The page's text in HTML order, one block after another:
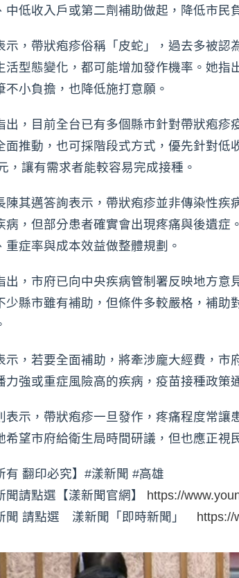
中低收入戶或第二劑補助做起，降低市民
示，帶狀疱疹俗稱「皮蛇」，過去多被
活型態變化，都可能增加發作機率。她
不小負擔，也降低施打意願。
出，目前全台已有多個縣市針對帶狀疱
面推動，也可採階段式方式，優先針對
，讓有需求者能較容易完成接種。
陳其邁答詢表示，帶狀疱疹並非傳染性
病，但部分患者確實會出現疼痛與後遺症
重症率與成本效益做整體規劃。
出，市府已向中央疾病管制署反映地方
少縣市雖有補助，但條件多較嚴格，補
示，若要全面補助，將牽涉龐大經費，
力強或重症風險高的疾病，疫苗接種政策
表示，帶狀疱疹一旦發作，疼痛程度常
希望市府給衛生局時間研議，但也應正視
有 翻印必究】#漾新聞 #高雄
聞請點選【漾新聞官網】 https://
聞 請點選 漾新聞「即時新聞」 https://